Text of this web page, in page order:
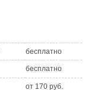
бесплатно
бесплатно
от 170 руб.